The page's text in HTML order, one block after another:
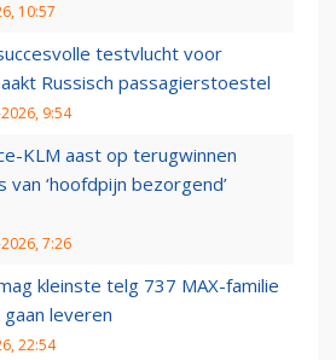
10:57
testvlucht voor
Russisch passagierstoestel
9:54
KLM aast op terugwinnen
van ‘hoofdpijn bezorgend’
7:26
kleinste telg 737 MAX-familie
leveren
22:54